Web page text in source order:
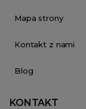
Mapa strony
Kontakt z nami
Blog
KONTAKT